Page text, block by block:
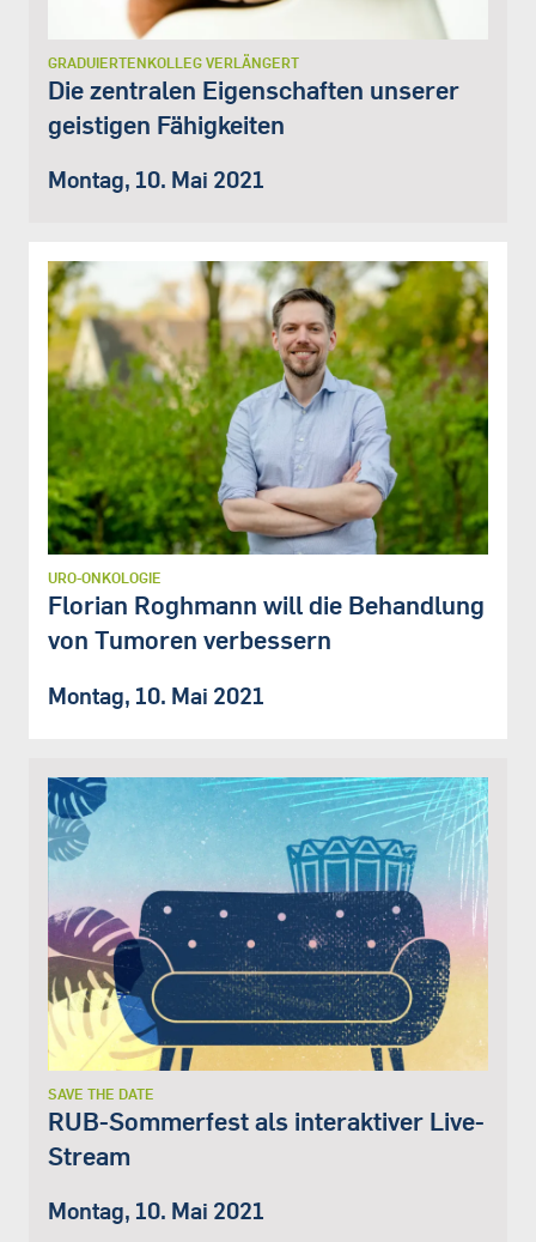
GRADUIERTENKOLLEG VERLÄNGERT
Die zentralen Eigenschaften unserer
geistigen Fähigkeiten
Montag, 10. Mai 2021
URO-ONKOLOGIE
Florian Roghmann will die Behandlung
von Tumoren verbessern
Montag, 10. Mai 2021
SAVE THE DATE
RUB-Sommerfest als interaktiver Live-
Stream
Montag, 10. Mai 2021